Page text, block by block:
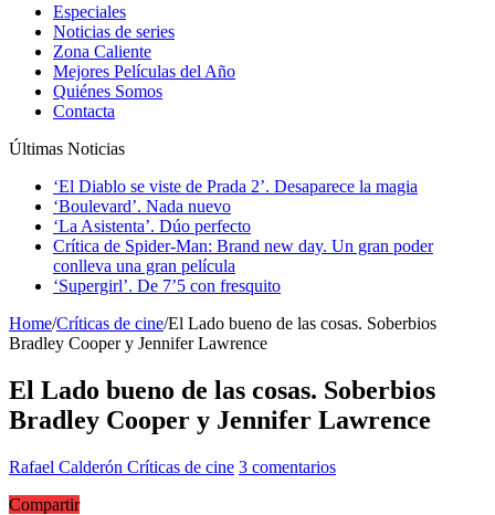
Especiales
Noticias de series
Zona Caliente
Mejores Películas del Año
Quiénes Somos
Contacta
Últimas Noticias
‘El Diablo se viste de Prada 2’. Desaparece la magia
‘Boulevard’. Nada nuevo
‘La Asistenta’. Dúo perfecto
Crítica de Spider-Man: Brand new day. Un gran poder
conlleva una gran película
‘Supergirl’. De 7’5 con fresquito
Home/Críticas de cine/El Lado bueno de las cosas. Soberbios
Bradley Cooper y Jennifer Lawrence
El Lado bueno de las cosas. Soberbios
Bradley Cooper y Jennifer Lawrence
Rafael Calderón Críticas de cine 3 comentarios
Compartir